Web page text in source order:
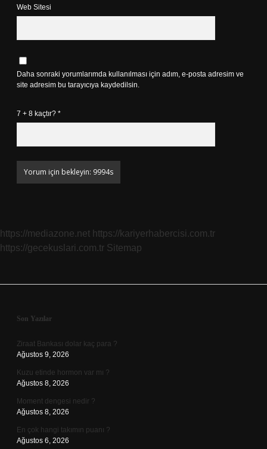
Web Sitesi
Daha sonraki yorumlarımda kullanılması için adım, e-posta adresim ve
site adresim bu tarayıcıya kaydedilsin.
7 + 8 kaçtır? *
https://mediazone.net https://kariyerhabercisi.com.tr
https://gecekuslari.com.tr Sitemap
Sidebar
Son Yazılar
Ziraat Bankası dolar kaç para ?
Ağustos 9, 2026
Kuzu etinde hormon var mı ?
Ağustos 8, 2026
Moment dengesi nedir ?
Ağustos 8, 2026
En çok hangi takımın puanı ?
Ağustos 6, 2026